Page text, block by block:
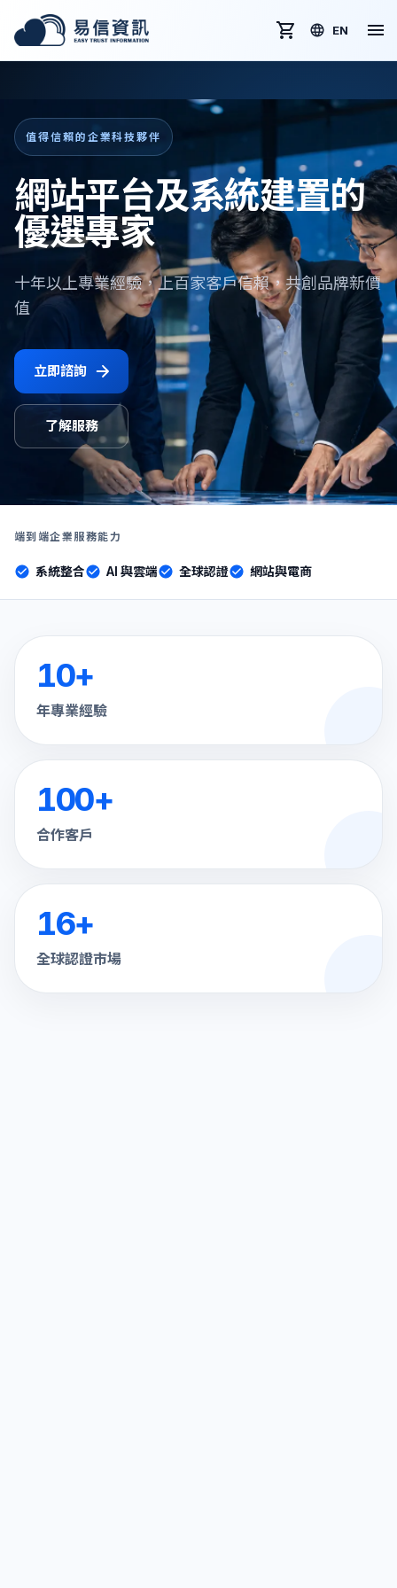
EN
值得信賴的企業科技夥伴
網站平台及系統建置的
優選專家
十年以上專業經驗，上百家客戶信賴，共創品牌新價
值
立即諮詢
了解服務
端到端企業服務能力
系統整合 AI 與雲端 全球認證 網站與電商
10+
年專業經驗
100+
合作客戶
16+
全球認證市場